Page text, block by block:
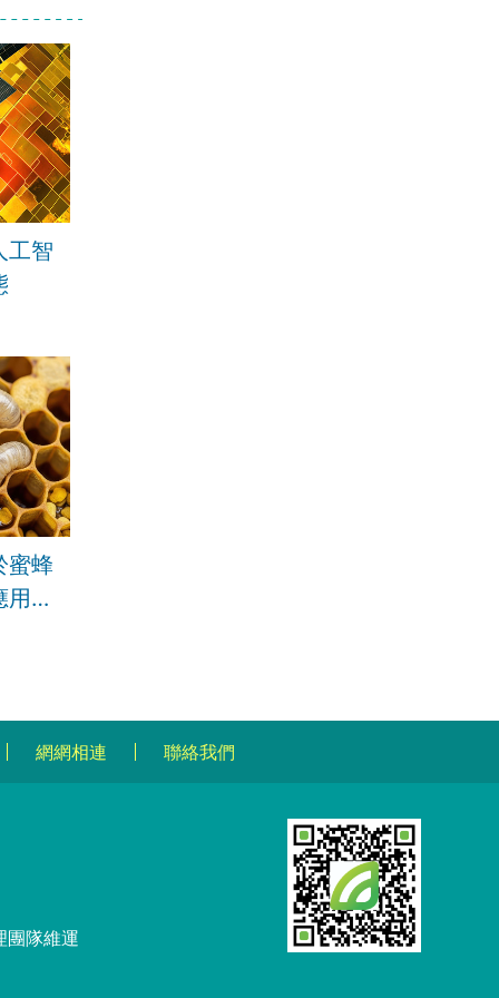
工智
蜜蜂
潛
網網相連 聯絡我們
團隊維運